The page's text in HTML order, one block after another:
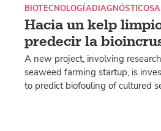
Hacia un kelp
predecir la
BIOTECNOLOGÍADIAGNÓSTICOS
A new project, involving
seaweed farming startup, is
to predict biofouling of cultured